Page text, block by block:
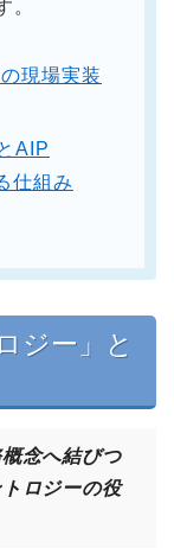
。
現場実装
AIP
仕組み
ジー」と
念へ結びつ
ロジーの役